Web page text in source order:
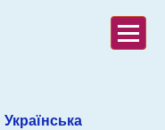
Українська